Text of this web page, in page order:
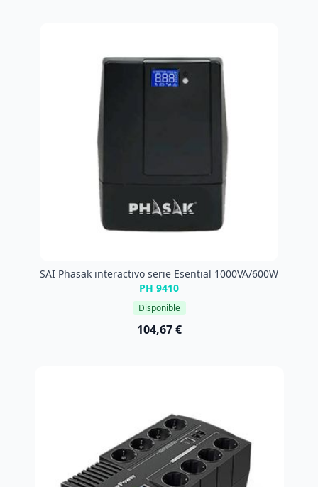
SAI Phasak interactivo serie Esential 1000VA/600W
PH 9410
Disponible
104,67 €